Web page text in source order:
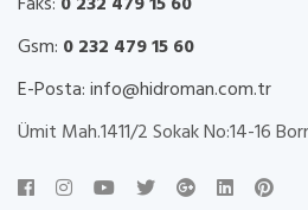
Gsm: 0 232 479 15 60
E-Posta:info@hidroman.com.tr
Ümit Mah.1411/2 Sokak No:14-16